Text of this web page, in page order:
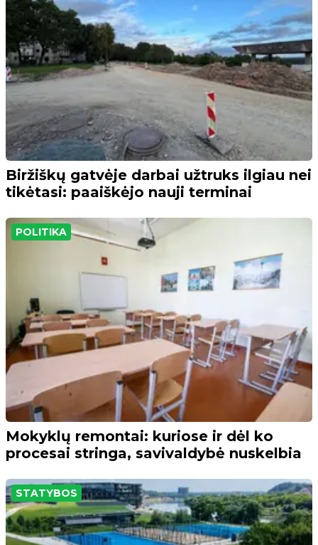
Biržiškų gatvėje darbai užtruks ilgiau nei
tikėtasi: paaiškėjo nauji terminai
POLITIKA
Mokyklų remontai: kuriose ir dėl ko
procesai stringa, savivaldybė nuskelbia
STATYBOS